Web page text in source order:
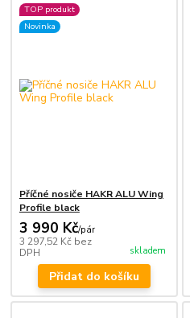
TOP produkt
Novinka
Příčné nosiče HAKR ALU Wing
Profile black
3 990 Kč/pár
3 297,52 Kč bez
DPH
skladem
Přidat do košíku